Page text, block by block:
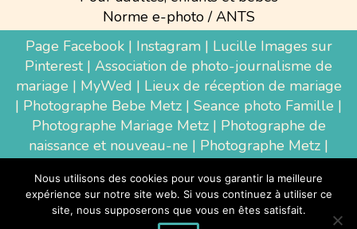
Norme e-photo / ANTS
Page Facebook| Instagram| Lucille Images sur
Pinterest| Association de photo-journalisme de
mariage | MyWed | Lieux de réception de mariage
| Photographe Bebe Metz | Seance photo Famille |
Photographe Mariage Metz| Photographe de
naissance et nouveau-ne | Photographe Metz |
Luxembourg|Photographe Thionville|
Photographe d'entreprise Metz
Nous utilisons des cookies pour vous garantir la meilleure
expérience sur notre site web. Si vous continuez à utiliser ce
site, nous supposerons que vous en êtes satisfait.